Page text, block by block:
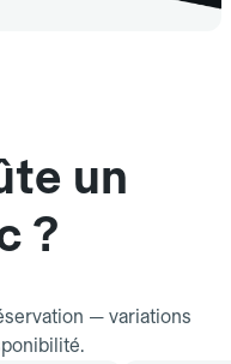
un
?
— variations